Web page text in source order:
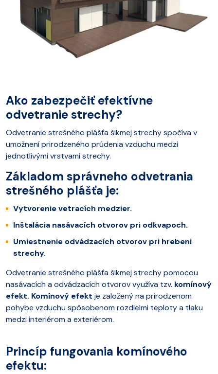
Ako zabezpečiť efektívne
odvetranie strechy?
Odvetranie strešného plášťa šikmej strechy spočíva v
umožnení prirodzeného prúdenia vzduchu medzi
jednotlivými vrstvami strechy.
Základom správneho odvetrania
strešného plášťa je:
Vytvorenie vetracích medzier.
Inštalácia nasávacích otvorov pri odkvapoch.
Umiestnenie odvádzacích otvorov pri hrebeni
strechy.
Odvetranie strešného plášťa šikmej strechy pomocou
nasávacích a odvádzacích otvorov využíva tzv. komínový
efekt. Komínový efekt je založený na prirodzenom
pohybe vzduchu spôsobenom rozdielmi teploty a tlaku
medzi interiérom a exteriérom.
Princíp fungovania komínového
efektu: